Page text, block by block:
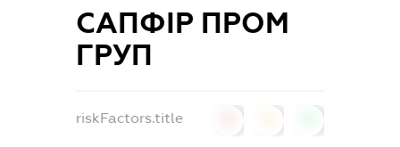
САПФІР ПРОМ
ГРУП
riskFactors.title